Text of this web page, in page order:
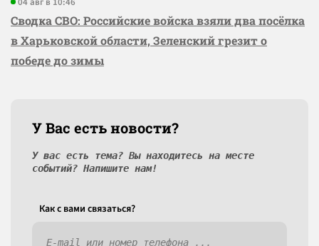
Сводка СВО: Российские войска взяли два посёлка
в Харьковской области, Зеленский грезит о
победе до зимы
У Вас есть новости?
У вас есть тема? Вы находитесь на месте
событий? Напишите нам!
Как c вами связаться?